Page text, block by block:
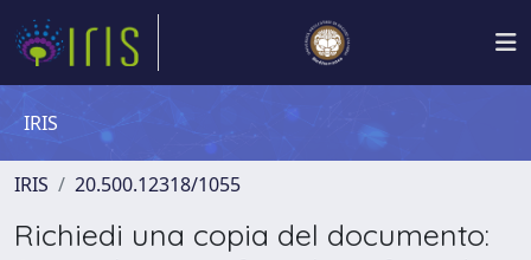
IRIS
IRIS 20.500.12318/1055
Richiedi una copia del documento: